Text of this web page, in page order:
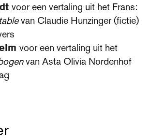
voor een vertaling uit het Frans:
van Claudie Hunzinger (fictie)
voor een vertaling uit het
van Asta Olivia Nordenhof